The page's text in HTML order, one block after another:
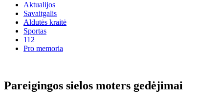
Aktualijos
Savaitgalis
Aldutės kraitė
Sportas
112
Pro memoria
Pa­rei­gin­gos sie­los mo­ters ge­dė­ji­mai